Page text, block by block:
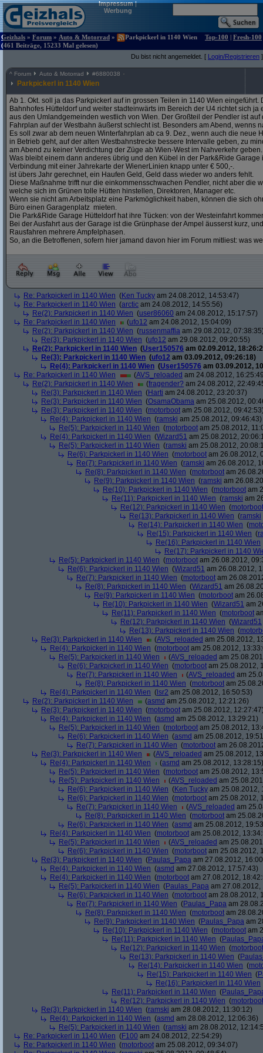
Impressum|
Werbung
Geizhals » Forum » Auto & Motorrad »
Parkpickerl in 1140 Wien
(461 Beiträge, 15233 Mal gelesen)
Top-100 | Fresh-100
Du bist nicht angemeldet. [ Login/Registrieren ]
^ Forum Auto & Motorrad #6880038
Parkpickerl in 1140 Wien
Ab 1. Okt. soll ja das Parkpickerl auf in grossen Teilen in 1140 Wien
Bahnhofes Hütteldorf und weiter stadteinwärts im Bereich der U4 richtet sich
aus den Umlandgemeinden westlich von Wien. Der Großteil der Pendler ist
Fahrplan auf der Westbahn äußerst schlecht ist. Besonders am Abend, wenns
Es soll zwar ab dem neuen Winterfahrplan ab ca 9. Dez., wenn auch die neue
in Betrieb geht, auf der alten Westbahnstrecke bessere Intervalle geben, zu
am Abend zu keiner Verdichtung der Züge ab Wien-West im Nahverkehr geben.
Was bleibt einem dann anderes übrig und den Kübel in der Park&Ride
Verbindung mit einer Jahrekarte der WienerLinien knapp unter € 500,-.
ist übers Jahr gerechnet, ein Haufen Geld, Geld dass wieder wo anders fehlt.
Diese Maßnahme trifft nur die einkommensschwachen Pendler, nicht aber die
welche sich im Grünen tolle Hütten hinstellen, Direktoren, Manager etc.
Wenn sie nicht am Arbeitsplatz eine Parkmöglichkeit haben, können die sich
Büro einen Garagenplatz mieten.
Die Park&Ride Garage Hütteldorf hat ihre Tücken: von der Westeinfahrt
Bei der Ausfahrt aus der Garage ist die Grünphase der Ampel äusserst kurz,
Rausfahren mehrere Ampfelphasen.
So, an die Betroffenen, sofern hier jamand davon hier im Forum mitliest: was
Re: Parkpickerl in 1140 Wien (Ken Tucky am 24.08.2012, 14:53:47)
Re: Parkpickerl in 1140 Wien (arctic am 24.08.2012, 14:55:56)
Re(2): Parkpickerl in 1140 Wien (user86060 am 24.08.2012, 15:17:57)
Re: Parkpickerl in 1140 Wien
(ufo12 am 24.08.2012, 15:04:09)
Re(2): Parkpickerl in 1140 Wien (russenmaffia am 29.08.2012,
Re(3): Parkpickerl in 1140 Wien (ufo12 am 29.08.2012, 09:20:55)
Re(2): Parkpickerl in 1140 Wien (User150576 am 02.09.2012,
Re(3): Parkpickerl in 1140 Wien (ufo12 am 03.09.2012, 09:26:18)
Re(4): Parkpickerl in 1140 Wien (User150576 am 03.09.2012,
Re: Parkpickerl in 1140 Wien
(AVS_reloaded am 24.08.2012,
Re(2): Parkpickerl in 1140 Wien
(fragender? am 24.08.2012,
Re(3): Parkpickerl in 1140 Wien (Harti am 24.08.2012, 23:20:37)
Re(3): Parkpickerl in 1140 Wien (OsamaObama am 25.08.2012,
Re(3): Parkpickerl in 1140 Wien (motorboot am 25.08.2012,
Re(4): Parkpickerl in 1140 Wien (ramski am 25.08.2012, 09:46:43)
Re(5): Parkpickerl in 1140 Wien (motorboot am 25.08.2012,
Re(4): Parkpickerl in 1140 Wien (Wizard51 am 25.08.2012,
Re(5): Parkpickerl in 1140 Wien (ramski am 25.08.2012,
Re(6): Parkpickerl in 1140 Wien (motorboot am 26.08.2012,
Re(7): Parkpickerl in 1140 Wien (ramski am 26.08.2012,
Re(8): Parkpickerl in 1140 Wien (motorboot am
Re(9): Parkpickerl in 1140 Wien (ramski am
Re(10): Parkpickerl in 1140 Wien (motorboot am
Re(11): Parkpickerl in 1140 Wien (ramski am
Re(12): Parkpickerl in 1140 Wien (motorboot
Re(13): Parkpickerl in 1140 Wien (ramski
Re(14): Parkpickerl in 1140 Wien (
Re(15): Parkpickerl in 1140 Wien (
Re(16): Parkpickerl in 1140 Wien
Re(17): Parkpickerl in 1140
Re(5): Parkpickerl in 1140 Wien (motorboot am 26.08.2012,
Re(6): Parkpickerl in 1140 Wien (Wizard51 am 26.08.2012,
Re(7): Parkpickerl in 1140 Wien (motorboot am
Re(8): Parkpickerl in 1140 Wien (Wizard51 am
Re(9): Parkpickerl in 1140 Wien (motorboot am
Re(10): Parkpickerl in 1140 Wien (Wizard51 am
Re(11): Parkpickerl in 1140 Wien (motorboot
Re(12): Parkpickerl in 1140 Wien (Wizard51
Re(13): Parkpickerl in 1140 Wien (
Re(3): Parkpickerl in 1140 Wien
(AVS_reloaded am 25.08.2012,
Re(4): Parkpickerl in 1140 Wien (motorboot am 25.08.2012,
Re(5): Parkpickerl in 1140 Wien
(AVS_reloaded am
Re(6): Parkpickerl in 1140 Wien (motorboot am 25.08.2012,
Re(7): Parkpickerl in 1140 Wien
(AVS_reloaded am
Re(8): Parkpickerl in 1140 Wien (motorboot am
Re(4): Parkpickerl in 1140 Wien ( lsr2 am 25.08.2012, 16:50:53)
Re(2): Parkpickerl in 1140 Wien
(asmd am 25.08.2012, 12:21:26)
Re(3): Parkpickerl in 1140 Wien (motorboot am 25.08.2012,
Re(4): Parkpickerl in 1140 Wien (asmd am 25.08.2012, 13:29:21)
Re(5): Parkpickerl in 1140 Wien (motorboot am 25.08.2012,
Re(6): Parkpickerl in 1140 Wien (asmd am 25.08.2012,
Re(7): Parkpickerl in 1140 Wien (motorboot am
Re(3): Parkpickerl in 1140 Wien
(AVS_reloaded am 25.08.2012,
Re(4): Parkpickerl in 1140 Wien
(asmd am 25.08.2012, 13:28:15)
Re(5): Parkpickerl in 1140 Wien (motorboot am 25.08.2012,
Re(5): Parkpickerl in 1140 Wien
(AVS_reloaded am
Re(6): Parkpickerl in 1140 Wien (Ken Tucky am 25.08.2012,
Re(6): Parkpickerl in 1140 Wien (motorboot am 25.08.2012,
Re(7): Parkpickerl in 1140 Wien
(AVS_reloaded am
Re(8): Parkpickerl in 1140 Wien (motorboot am
Re(6): Parkpickerl in 1140 Wien (asmd am 25.08.2012,
Re(4): Parkpickerl in 1140 Wien (motorboot am 25.08.2012,
Re(5): Parkpickerl in 1140 Wien
(AVS_reloaded am
Re(6): Parkpickerl in 1140 Wien (motorboot am 25.08.2012,
Re(3): Parkpickerl in 1140 Wien (Paulas_Papa am 27.08.2012,
Re(4): Parkpickerl in 1140 Wien (asmd am 27.08.2012, 17:57:43)
Re(4): Parkpickerl in 1140 Wien (motorboot am 27.08.2012,
Re(5): Parkpickerl in 1140 Wien (Paulas_Papa am 27.08.2012,
Re(6): Parkpickerl in 1140 Wien (motorboot am 28.08.2012,
Re(7): Parkpickerl in 1140 Wien (Paulas_Papa am
Re(8): Parkpickerl in 1140 Wien (motorboot am
Re(9): Parkpickerl in 1140 Wien (Paulas_Papa am
Re(10): Parkpickerl in 1140 Wien (motorboot am
Re(11): Parkpickerl in 1140 Wien (
Re(12): Parkpickerl in 1140 Wien (motorboot
Re(13): Parkpickerl in 1140 Wien (
Re(14): Parkpickerl in 1140 Wien (
Re(15): Parkpickerl in 1140 Wien (
Re(16): Parkpickerl in 1140 Wien
Re(11): Parkpickerl in 1140 Wien (
Re(12): Parkpickerl in 1140 Wien (motorboot
Re(3): Parkpickerl in 1140 Wien (ramski am 28.08.2012, 11:30:12)
Re(4): Parkpickerl in 1140 Wien (asmd am 28.08.2012, 12:06:36)
Re(5): Parkpickerl in 1140 Wien (ramski am 28.08.2012,
Re: Parkpickerl in 1140 Wien (F100 am 24.08.2012, 22:54:29)
Re: Parkpickerl in 1140 Wien (motorboot am 25.08.2012, 09:34:07)